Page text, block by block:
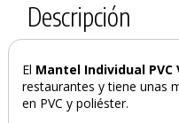
Descripción
El Mantel Individual
restaurantes y tiene unas
en PVC y poliéster.